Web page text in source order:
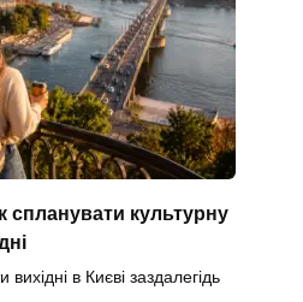
спланувати культурну
в Києві заздалегідь